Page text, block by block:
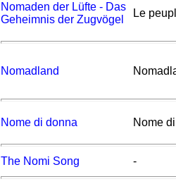
Nomaden der Lüfte - Das
Geheimnis der Zugvögel
Le
Nomadland
Nome di donna Nome
The Nomi Song -